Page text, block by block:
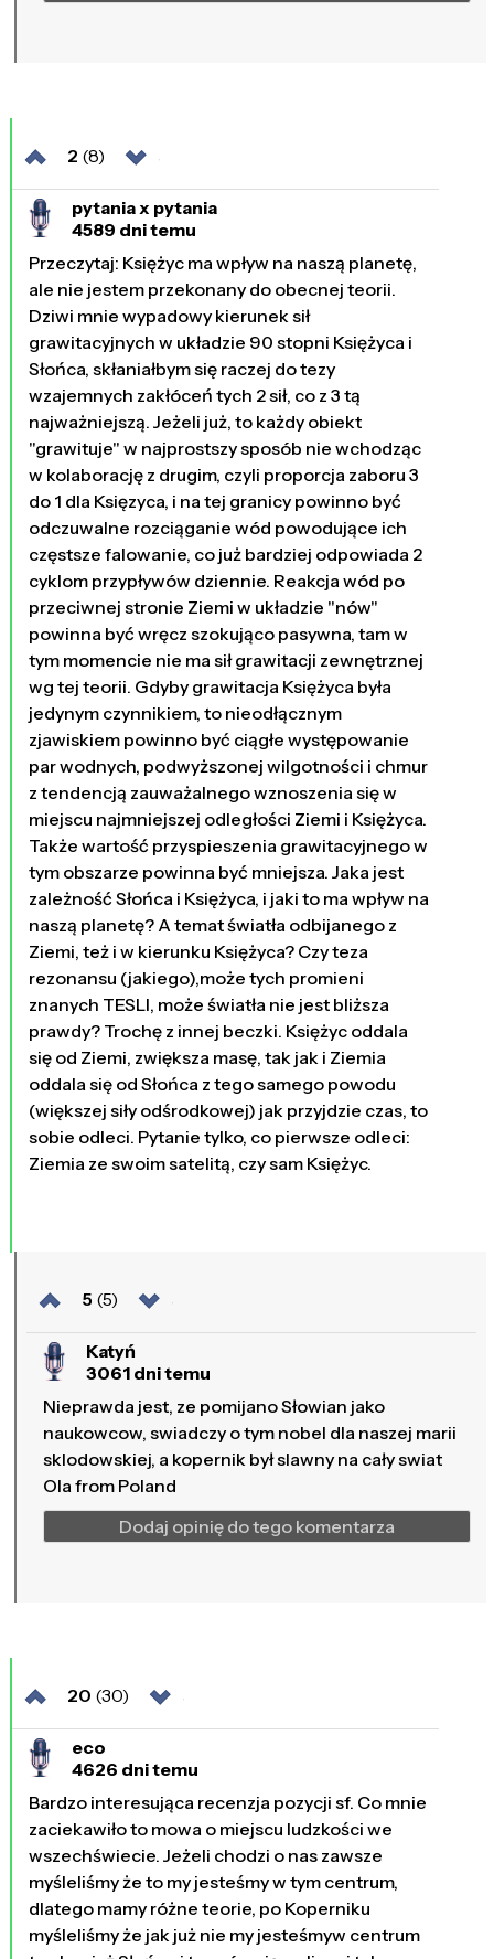
2 (8)
pytania x pytania
4589 dni temu
Przeczytaj: Księżyc ma wpływ na naszą planetę,
ale nie jestem przekonany do obecnej teorii.
Dziwi mnie wypadowy kierunek sił
grawitacyjnych w układzie 90 stopni Księżyca i
Słońca, skłaniałbym się raczej do tezy
wzajemnych zakłóceń tych 2 sił, co z 3 tą
najważniejszą. Jeżeli już, to każdy obiekt
"grawituje" w najprostszy sposób nie wchodząc
w kolaborację z drugim, czyli proporcja zaboru 3
do 1 dla Księzyca, i na tej granicy powinno być
odczuwalne rozciąganie wód powodujące ich
częstsze falowanie, co już bardziej odpowiada 2
cyklom przypływów dziennie. Reakcja wód po
przeciwnej stronie Ziemi w układzie "nów"
powinna być wręcz szokująco pasywna, tam w
tym momencie nie ma sił grawitacji zewnętrznej
wg tej teorii. Gdyby grawitacja Księżyca była
jedynym czynnikiem, to nieodłącznym
zjawiskiem powinno być ciągłe występowanie
par wodnych, podwyższonej wilgotności i chmur
z tendencją zauważalnego wznoszenia się w
miejscu najmniejszej odległości Ziemi i Księżyca.
Także wartość przyspieszenia grawitacyjnego w
tym obszarze powinna być mniejsza. Jaka jest
zależność Słońca i Księżyca, i jaki to ma wpływ na
naszą planetę? A temat światła odbijanego z
Ziemi, też i w kierunku Księżyca? Czy teza
rezonansu (jakiego),może tych promieni
znanych TESLI, może światła nie jest bliższa
prawdy? Trochę z innej beczki. Księżyc oddala
się od Ziemi, zwiększa masę, tak jak i Ziemia
oddala się od Słońca z tego samego powodu
(większej siły odśrodkowej) jak przyjdzie czas, to
sobie odleci. Pytanie tylko, co pierwsze odleci:
Ziemia ze swoim satelitą, czy sam Księżyc.
5 (5)
Katyń
3061 dni temu
Nieprawda jest, ze pomijano Słowian jako
naukowcow, swiadczy o tym nobel dla naszej marii
sklodowskiej, a kopernik był slawny na cały swiat
Ola from Poland
Dodaj opinię do tego komentarza
20 (30)
eco
4626 dni temu
Bardzo interesująca recenzja pozycji sf. Co mnie
zaciekawiło to mowa o miejscu ludzkości we
wszechświecie. Jeżeli chodzi o nas zawsze
myśleliśmy że to my jesteśmy w tym centrum,
dlatego mamy różne teorie, po Koperniku
myśleliśmy że jak już nie my jesteśmyw centrum